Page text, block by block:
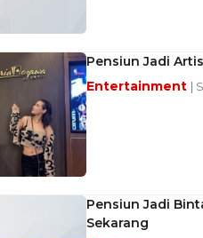
Pensiun Jadi
Entertainment |
Pensiun Jadi
Sekarang